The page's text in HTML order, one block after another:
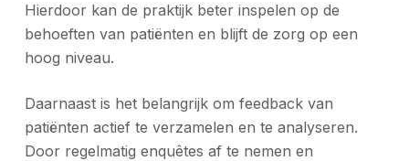
Hierdoor kan de praktijk beter inspelen op de
behoeften van patiënten en blijft de zorg op een
hoog niveau.
Daarnaast is het belangrijk om feedback van
patiënten actief te verzamelen en te analyseren.
Door regelmatig enquêtes af te nemen en